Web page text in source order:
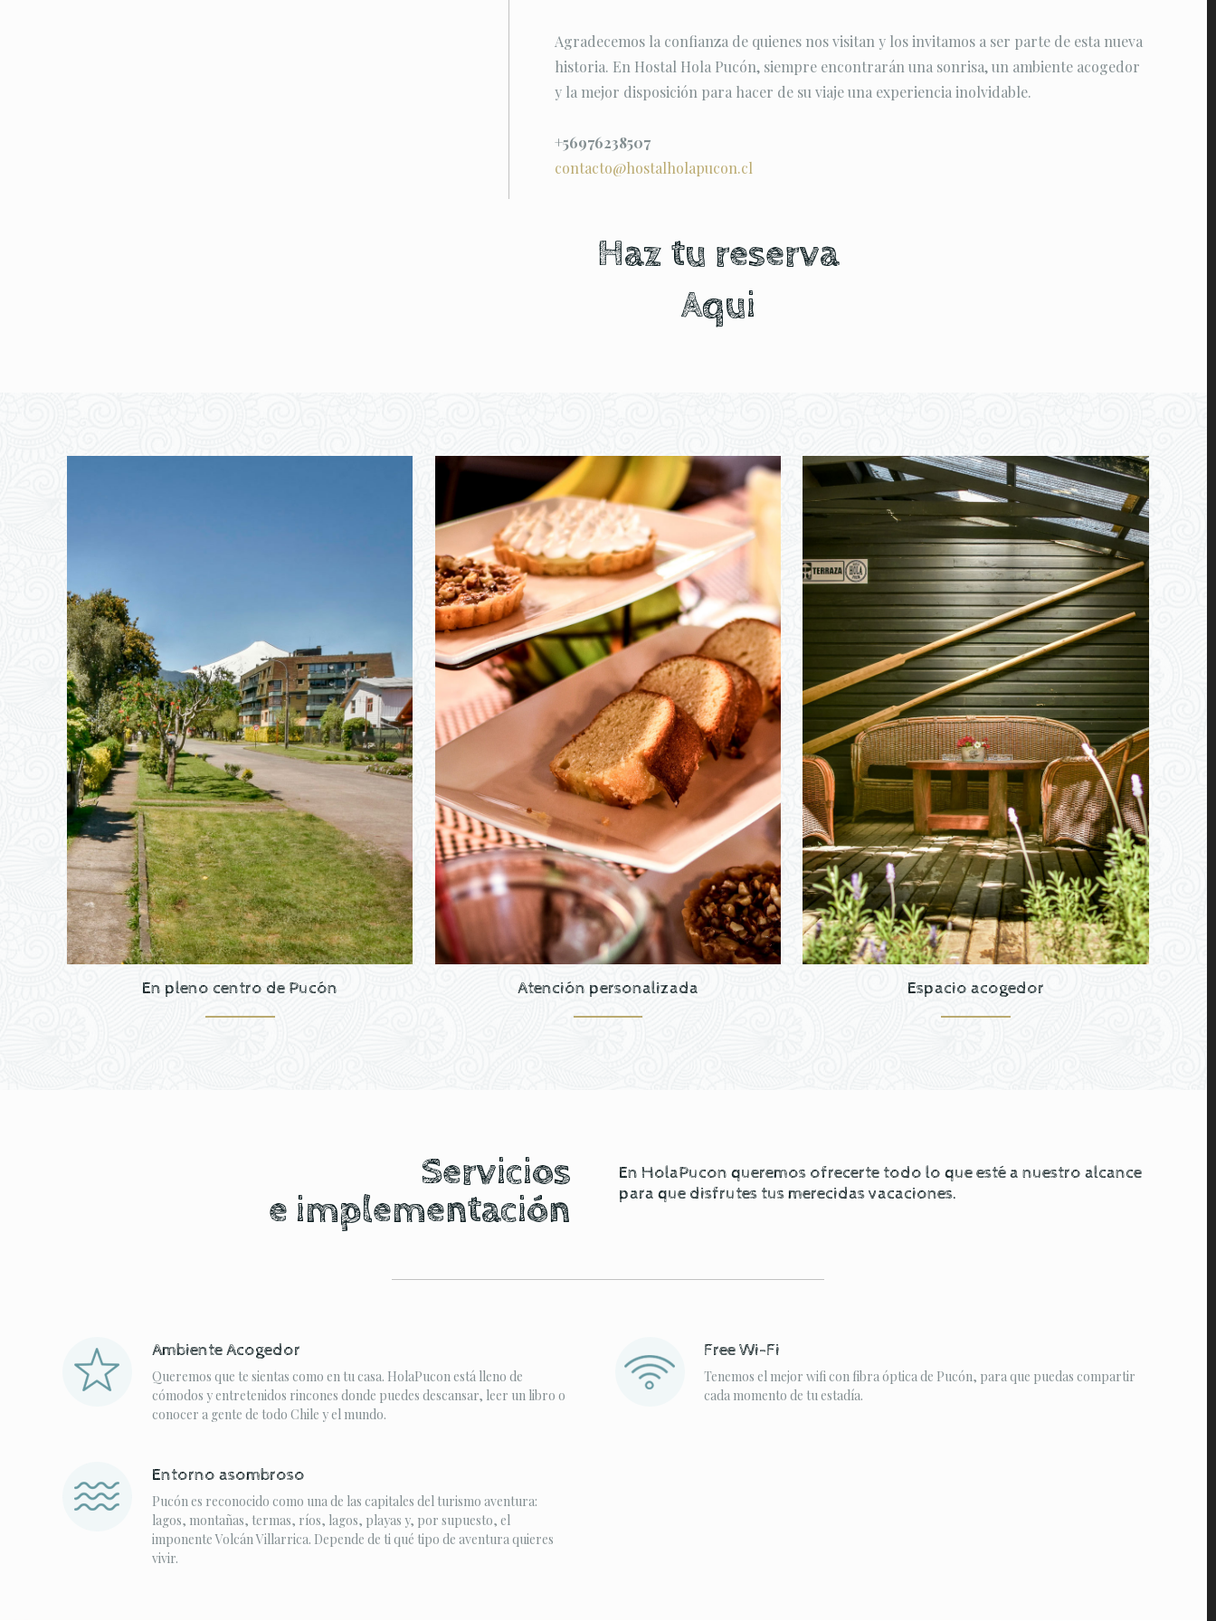
Agradecemos la confianza de quienes nos visitan y los invitamos a ser parte de esta nueva
historia. En Hostal Hola Pucón, siempre encontrarán una sonrisa, un ambiente acogedor
y la mejor disposición para hacer de su viaje una experiencia inolvidable.
+56976238507
contacto@hostalholapucon.cl
Haz tu reserva
Aqui
En pleno centro de Pucón Atención personalizada Espacio acogedor
Servicios
e implementación
En HolaPucon queremos ofrecerte todo lo que esté a nuestro alcance
para que disfrutes tus merecidas vacaciones.
Ambiente Acogedor
Queremos que te sientas como en tu casa. HolaPucon está lleno de
cómodos y entretenidos rincones donde puedes descansar, leer un libro o
conocer a gente de todo Chile y el mundo.
Entorno asombroso
Pucón es reconocido como una de las capitales del turismo aventura:
lagos, montañas, termas, ríos, lagos, playas y, por supuesto, el
imponente Volcán Villarrica. Depende de ti qué tipo de aventura quieres
vivir.
Free Wi-Fi
Tenemos el mejor wifi con fibra óptica de Pucón, para que puedas compartir
cada momento de tu estadía.